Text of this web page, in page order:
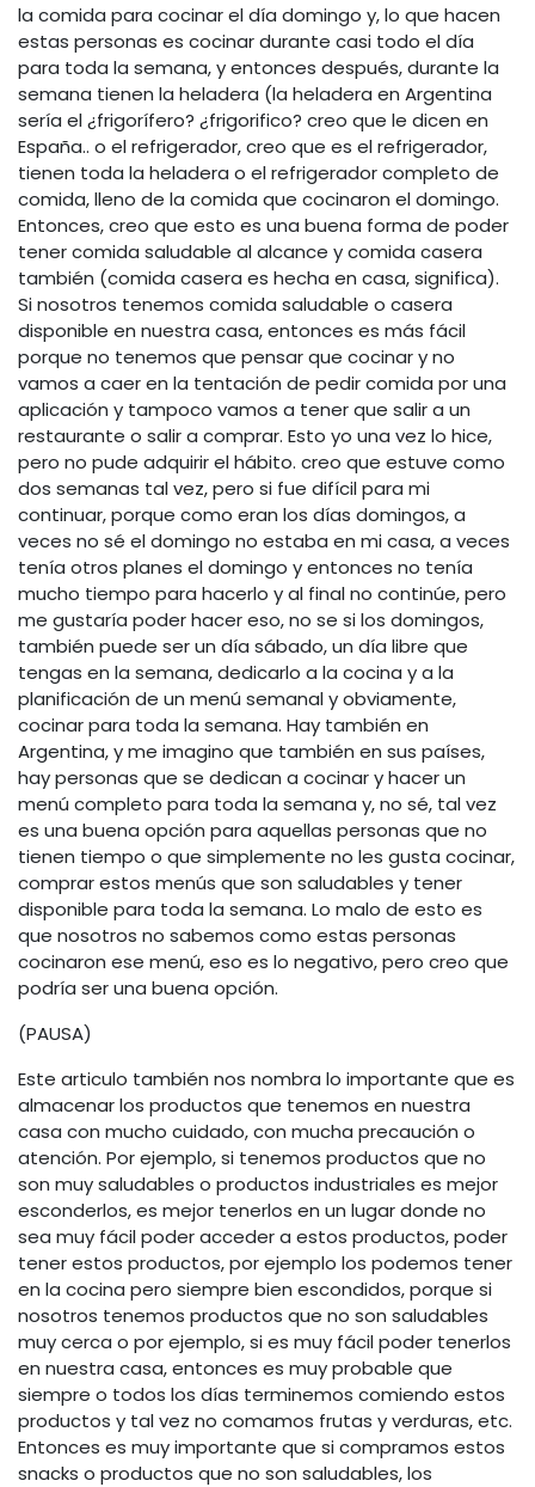
la comida para cocinar el día domingo y, lo que hacen
estas personas es cocinar durante casi todo el día
para toda la semana, y entonces después, durante la
semana tienen la heladera (la heladera en Argentina
sería el ¿frigorífero? ¿frigorifico? creo que le dicen en
España.. o el refrigerador, creo que es el refrigerador,
tienen toda la heladera o el refrigerador completo de
comida, lleno de la comida que cocinaron el domingo.
Entonces, creo que esto es una buena forma de poder
tener comida saludable al alcance y comida casera
también (comida casera es hecha en casa, significa).
Si nosotros tenemos comida saludable o casera
disponible en nuestra casa, entonces es más fácil
porque no tenemos que pensar que cocinar y no
vamos a caer en la tentación de pedir comida por una
aplicación y tampoco vamos a tener que salir a un
restaurante o salir a comprar. Esto yo una vez lo hice,
pero no pude adquirir el hábito. creo que estuve como
dos semanas tal vez, pero si fue difícil para mi
continuar, porque como eran los días domingos, a
veces no sé el domingo no estaba en mi casa, a veces
tenía otros planes el domingo y entonces no tenía
mucho tiempo para hacerlo y al final no continúe, pero
me gustaría poder hacer eso, no se si los domingos,
también puede ser un día sábado, un día libre que
tengas en la semana, dedicarlo a la cocina y a la
planificación de un menú semanal y obviamente,
cocinar para toda la semana. Hay también en
Argentina, y me imagino que también en sus países,
hay personas que se dedican a cocinar y hacer un
menú completo para toda la semana y, no sé, tal vez
es una buena opción para aquellas personas que no
tienen tiempo o que simplemente no les gusta cocinar,
comprar estos menús que son saludables y tener
disponible para toda la semana. Lo malo de esto es
que nosotros no sabemos como estas personas
cocinaron ese menú, eso es lo negativo, pero creo que
podría ser una buena opción.
(PAUSA)
Este articulo también nos nombra lo importante que es
almacenar los productos que tenemos en nuestra
casa con mucho cuidado, con mucha precaución o
atención. Por ejemplo, si tenemos productos que no
son muy saludables o productos industriales es mejor
esconderlos, es mejor tenerlos en un lugar donde no
sea muy fácil poder acceder a estos productos, poder
tener estos productos, por ejemplo los podemos tener
en la cocina pero siempre bien escondidos, porque si
nosotros tenemos productos que no son saludables
muy cerca o por ejemplo, si es muy fácil poder tenerlos
en nuestra casa, entonces es muy probable que
siempre o todos los días terminemos comiendo estos
productos y tal vez no comamos frutas y verduras, etc.
Entonces es muy importante que si compramos estos
snacks o productos que no son saludables, los